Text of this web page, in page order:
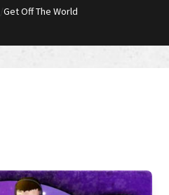
/Get Off The World